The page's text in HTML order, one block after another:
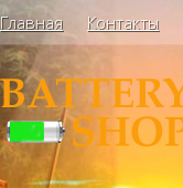
Главная Контакты